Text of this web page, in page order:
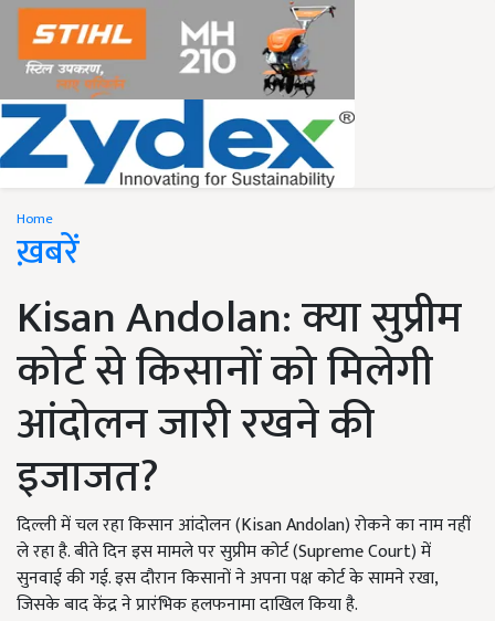
Home
ख़बरें
Kisan Andolan: क्या सुप्रीम
कोर्ट से किसानों को मिलेगी
आंदोलन जारी रखने की
इजाजत?
दिल्ली में चल रहा किसान आंदोलन (Kisan Andolan) रोकने का नाम नहीं
ले रहा है. बीते दिन इस मामले पर सुप्रीम कोर्ट (Supreme Court) में
सुनवाई की गई. इस दौरान किसानों ने अपना पक्ष कोर्ट के सामने रखा,
जिसके बाद केंद्र ने प्रारंभिक हलफनामा दाखिल किया है.